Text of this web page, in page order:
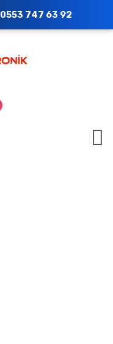
0553 747 63 92